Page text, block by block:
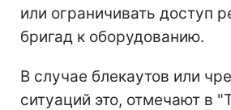
или ограничивать доступ
бригад к оборудованию.
В случае блекаутов или
ситуаций это, отмечают в